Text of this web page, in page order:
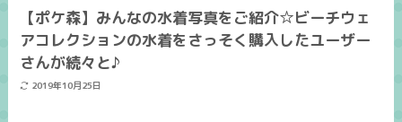
【ポケ森】みんなの水着写真をご紹介☆ビーチウェ
アコレクションの水着をさっそく購入したユーザー
さんが続々と♪
2019年10月25日